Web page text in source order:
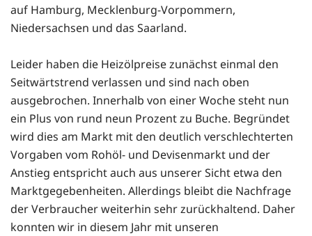
auf Hamburg, Mecklenburg-Vorpommern,
Niedersachsen und das Saarland.
Leider haben die Heizölpreise zunächst einmal den
Seitwärtstrend verlassen und sind nach oben
ausgebrochen. Innerhalb von einer Woche steht nun
ein Plus von rund neun Prozent zu Buche. Begründet
wird dies am Markt mit den deutlich verschlechterten
Vorgaben vom Rohöl- und Devisenmarkt und der
Anstieg entspricht auch aus unserer Sicht etwa den
Marktgegebenheiten. Allerdings bleibt die Nachfrage
der Verbraucher weiterhin sehr zurückhaltend. Daher
konnten wir in diesem Jahr mit unseren